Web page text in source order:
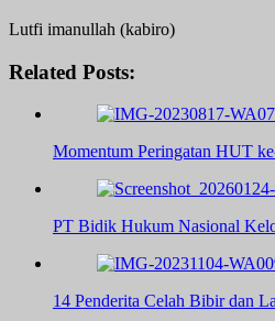
Lutfi imanullah (kabiro)
Related Posts:
Momentum Peringatan HUT
PT Bidik Hukum Nasional
14 Penderita Celah Bibir dan